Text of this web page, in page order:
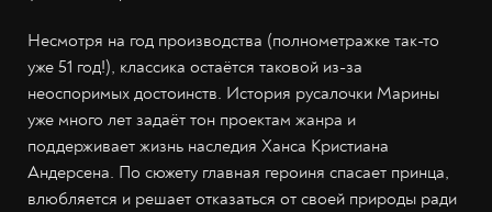
Несмотря на год производства (полнометражке так-то
уже 51 год!), классика остаётся таковой из-за
неоспоримых достоинств. История русалочки Марины
уже много лет задаёт тон проектам жанра и
поддерживает жизнь наследия Ханса Кристиана
Андерсена. По сюжету главная героиня спасает принца,
влюбляется и решает отказаться от своей природы ради